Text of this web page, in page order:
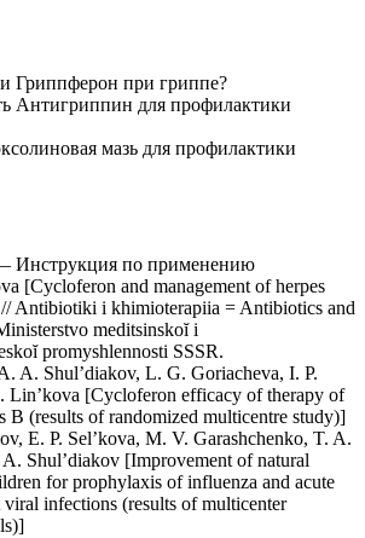
Гриппферон при гриппе?
Антигриппин для профилактики
мазь для профилактики
Инструкция по применению
[Cycloferon and management of herpes
Antibiotiki i khimioterapiia = Antibiotics and
meditsinskoĭ i
promyshlennosti SSSR.
A. Shul’diakov, L. G. Goriacheva, I. P.
Lin’kova [Cycloferon efficacy of therapy of
B (results of randomized multicentre study)]
E. P. Sel’kova, M. V. Garashchenko, T. A.
A. Shul’diakov [Improvement of natural
for prophylaxis of influenza and acute
viral infections (results of multicenter